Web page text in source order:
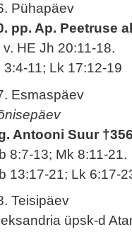
Pühapäev
pp. Ap. Peetruse
v. HE Jh 20:11-18.
3:4-11; Lk 17:12-19
Esmaspäev
Antooni Suur †356
8:7-13; Mk 8:11-21.
13:17-21; Lk 6:17-
Teisipäev
üpsk-d